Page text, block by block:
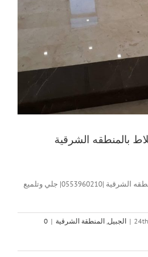
بالمنطقه الشرقية
جلي وتلميع الرخام والبلاط بالمنطقه الشرقية |0553960210| جلي وتلميع
| الجبيل المنطقة الشرقية |
0